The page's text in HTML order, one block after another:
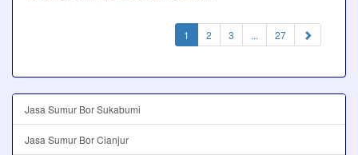
1 (current)
2 3 ... 27
Jasa Sumur Bor Sukabumi
Jasa Sumur Bor Cianjur